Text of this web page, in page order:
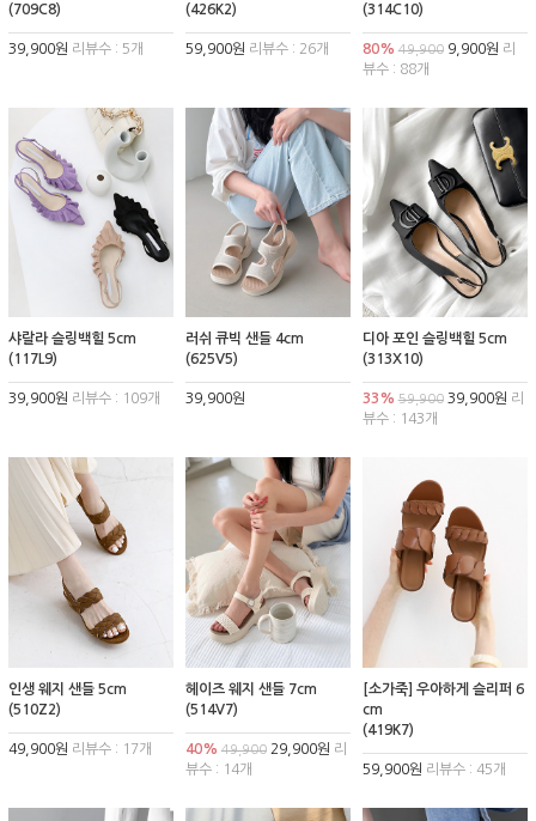
(709C8)
39,900원 리뷰수 : 5개
(426K2)
59,900원 리뷰수 : 26개
(314C10)
80% 49,9009,900원 리
뷰수 : 88개
샤랄라 슬링백힐 5cm
(117L9)
39,900원 리뷰수 : 109개
러쉬 큐빅 샌들 4cm
(625V5)
39,900원
디아 포인 슬링백힐 5cm
(313X10)
33% 59,90039,900원 리
뷰수 : 143개
인생 웨지 샌들 5cm
(510Z2)
49,900원 리뷰수 : 17개
헤이즈 웨지 샌들 7cm
(514V7)
40% 49,90029,900원 리
뷰수 : 14개
[소가죽] 우아하게 슬리퍼 6
cm
(419K7)
59,900원 리뷰수 : 45개